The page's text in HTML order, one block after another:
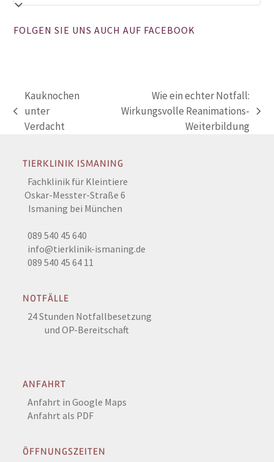
FOLGEN SIE UNS AUCH AUF FACEBOOK
vorheriger
Beitrag:
Kauknochen
unter
Verdacht
Nächster
Wie ein echter Notfall:
Wirkungsvolle Reanimations-
Weiterbildung
TIERKLINIK ISMANING
Fachklinik für Kleintiere
Oskar-Messter-Straße 6
Ismaning bei München
089 540 45 640
info@tierklinik-ismaning.de
089 540 45 64 11
NOTFÄLLE
24 Stunden Notfallbesetzung
und OP-Bereitschaft
ANFAHRT
Anfahrt in Google Maps
Anfahrt als PDF
ÖFFNUNGSZEITEN